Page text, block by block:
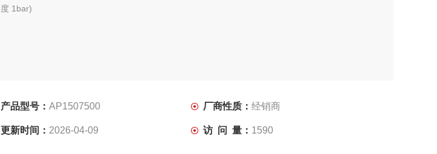
度 1bar)
产品型号： AP1507500 厂商性质： 经销商
更新时间： 2026-04-09 访 问 量： 1590